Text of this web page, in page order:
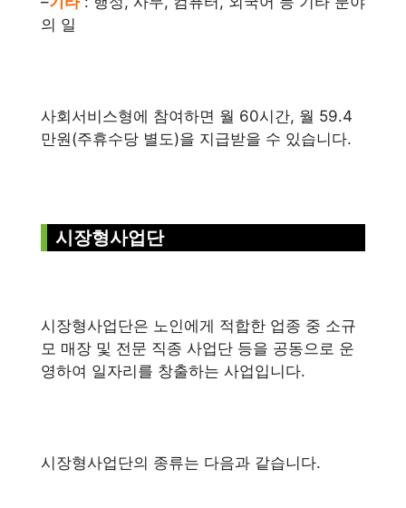
의 일
사회서비스형에 참여하면 월 60시간, 월 59.4
만원(주휴수당 별도)을 지급받을 수 있습니다.
시장형사업단
시장형사업단은 노인에게 적합한 업종 중 소규
모 매장 및 전문 직종 사업단 등을 공동으로 운
영하여 일자리를 창출하는 사업입니다.
시장형사업단의 종류는 다음과 같습니다.